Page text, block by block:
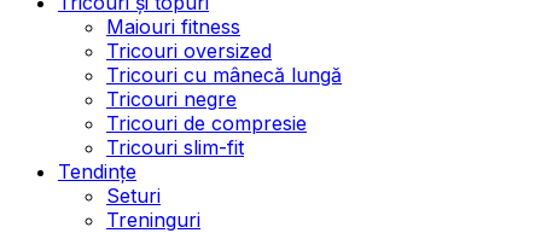
Maiouri fitness
Tricouri oversized
Tricouri cu mânecă lungă
Tricouri negre
Tricouri de compresie
Tricouri slim-fit
Tendințe
Seturi
Treninguri